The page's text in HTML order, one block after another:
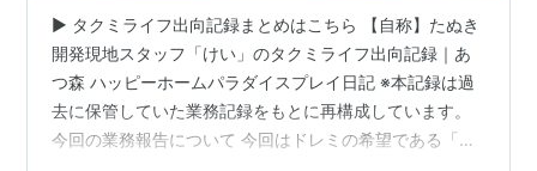
▶ タクミライフ出向記録まとめはこちら 【自称】たぬき
開発現地スタッフ「けい」のタクミライフ出向記録｜あ
つ森 ハッピーホームパラダイスプレイ日記 ※本記録は過
去に保管していた業務記録をもとに再構成しています。
今回の業務報告について 今回はドレミの希望である「ホ